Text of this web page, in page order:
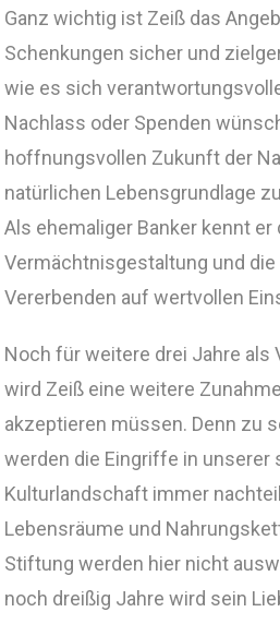
Ganz wichtig ist Zeiß das
Schenkungen sicher und
wie es sich
Nachlass oder Spenden
hoffnungsvollen Zukunft der
natürlichen Lebensgrundlage
Als ehemaliger Banker kennt
Vermächtnisgestaltung und
Vererbenden auf wertvollen
Noch für weitere drei Jahre als
wird Zeiß eine weitere
akzeptieren müssen. Denn zu
werden die Eingriffe in unserer
Kulturlandschaft immer
Lebensräume und
Stiftung werden hier nicht
noch dreißig Jahre wird sein